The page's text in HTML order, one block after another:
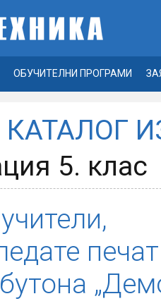
ОБУЧИТЕЛНИ ПРОГРАМИ
КАТАЛОГ
5. клас